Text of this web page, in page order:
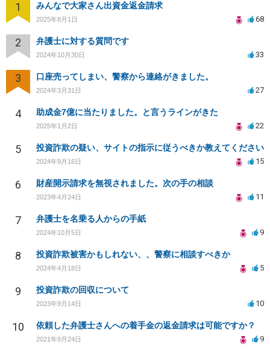
1 みんなで大家さん出資金返金請求
2025年8月1日 68
2 弁護士に対する質問です
2024年10月30日 33
3 口座売ってしまい、警察から連絡がきました。
2024年3月31日 27
4 助成金7億に当たりました。と言うラインがきた
2025年1月2日 22
5 投資詐欺の疑い、サイトの指示に従うべきか教えてください
2024年9月16日 15
6 財産開示請求を無視されました。次の手の相談
2023年4月24日 11
7 弁護士を名乗る人からの手紙
2024年10月5日 9
8 投資詐欺被害かもしれない、、警察に相談すべきか
2024年4月18日 5
9 投資詐欺の回収について
2023年9月14日 10
10 依頼した弁護士さんへの着手金の返金請求は可能ですか？
2021年9月24日 9